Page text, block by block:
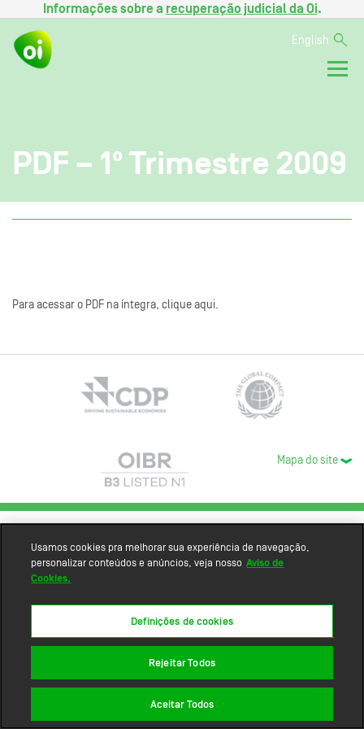
Informações sobre a recuperação judicial da Oi.
English
PDF – 1º Trimestre 2009
Para acessar o PDF na íntegra, clique aqui.
Mapa do site
Usamos cookies pra melhorar sua experiência de navegação,
personalizar conteúdos e anúncios, veja nosso Aviso de
Cookies.
Definições de cookies
Rejeitar Todos
Aceitar Todos